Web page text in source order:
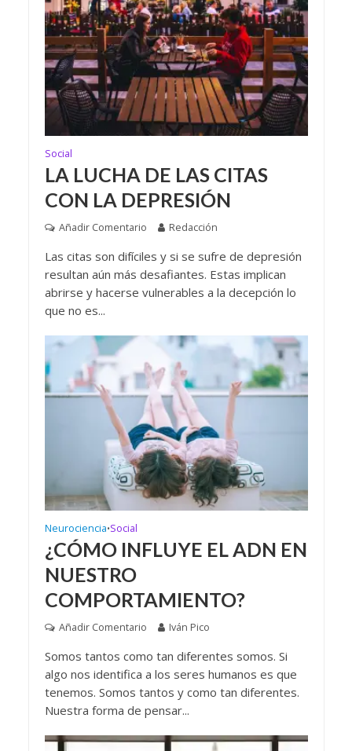
Social
LA LUCHA DE LAS CITAS
CON LA DEPRESIÓN
Añadir Comentario Redacción
Las citas son difíciles y si se sufre de depresión
resultan aún más desafiantes. Estas implican
abrirse y hacerse vulnerables a la decepción lo
que no es...
Neurociencia•Social
¿CÓMO INFLUYE EL ADN EN
NUESTRO
COMPORTAMIENTO?
Añadir Comentario Iván Pico
Somos tantos como tan diferentes somos. Si
algo nos identifica a los seres humanos es que
tenemos. Somos tantos y como tan diferentes.
Nuestra forma de pensar...